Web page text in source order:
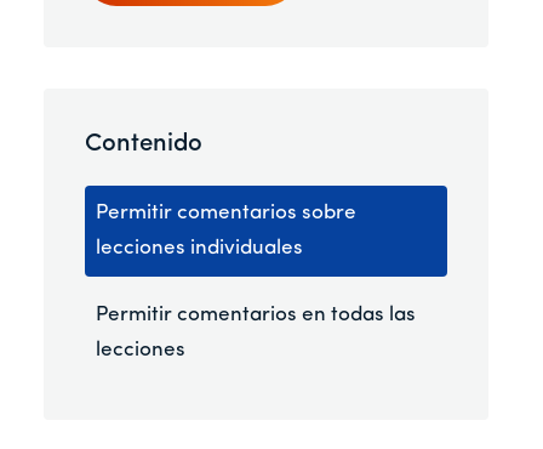
Contenido
Permitir comentarios sobre
lecciones individuales
Permitir comentarios en todas las
lecciones